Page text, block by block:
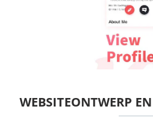
WEBSITEONTWERP